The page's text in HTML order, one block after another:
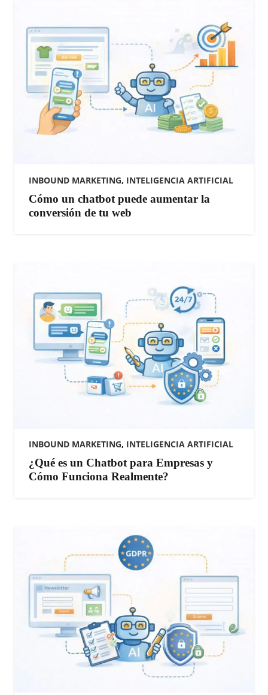
INBOUND MARKETING, INTELIGENCIA ARTIFICIAL
Cómo un chatbot puede aumentar la
conversión de tu web
INBOUND MARKETING, INTELIGENCIA ARTIFICIAL
¿Qué es un Chatbot para Empresas y
Cómo Funciona Realmente?